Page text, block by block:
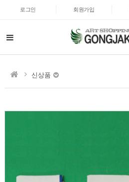
로그인 회원가입
신상품